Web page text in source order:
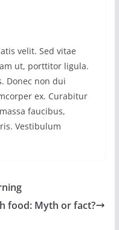
velit. Sed vitae
ut, porttitor ligula.
Donec non dui
ex. Curabitur
faucibus,
Vestibulum
food: Myth or fact?